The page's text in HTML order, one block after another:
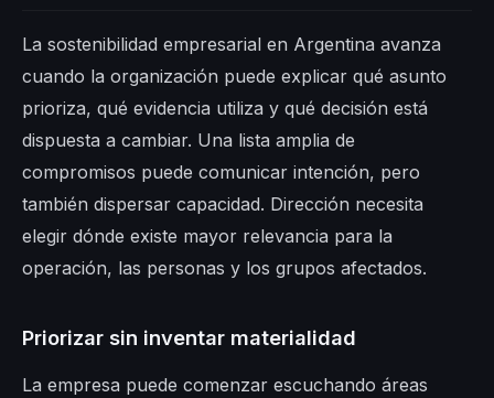
La sostenibilidad empresarial en Argentina avanza
cuando la organización puede explicar qué asunto
prioriza, qué evidencia utiliza y qué decisión está
dispuesta a cambiar. Una lista amplia de
compromisos puede comunicar intención, pero
también dispersar capacidad. Dirección necesita
elegir dónde existe mayor relevancia para la
operación, las personas y los grupos afectados.
Priorizar sin inventar materialidad
La empresa puede comenzar escuchando áreas